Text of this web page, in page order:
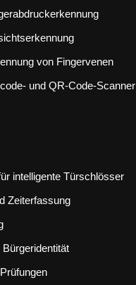
von Fingervenen
und QR-Code-Scanner
intelligente Türschlösser
Zeiterfassung